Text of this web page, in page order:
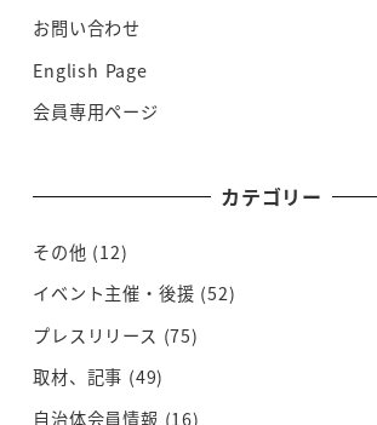
お問い合わせ
English Page
会員専用ページ
カテゴリー
その他 (12)
イベント主催・後援 (52)
プレスリリース (75)
取材、記事 (49)
自治体会員情報 (16)